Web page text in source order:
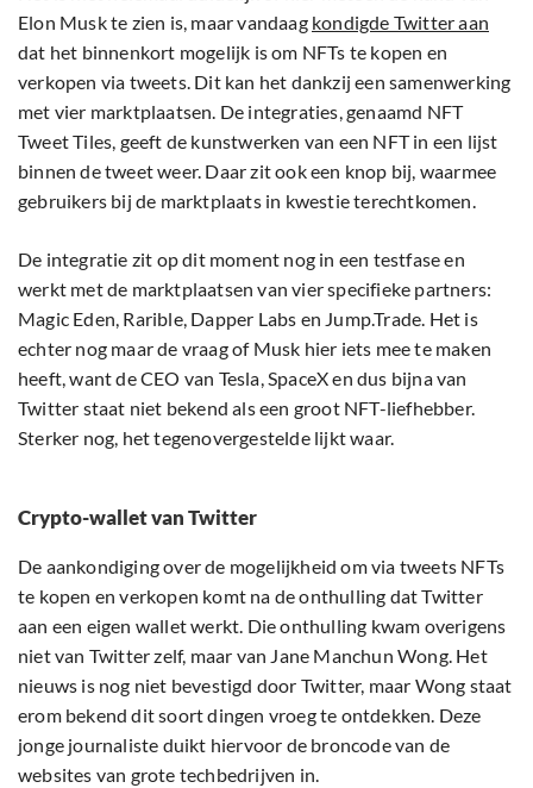
Elon Musk te zien is, maar vandaag kondigde Twitter aan
dat het binnenkort mogelijk is om NFTs te kopen en
verkopen via tweets. Dit kan het dankzij een samenwerking
met vier marktplaatsen. De integraties, genaamd NFT
Tweet Tiles, geeft de kunstwerken van een NFT in een lijst
binnen de tweet weer. Daar zit ook een knop bij, waarmee
gebruikers bij de marktplaats in kwestie terechtkomen.
De integratie zit op dit moment nog in een testfase en
werkt met de marktplaatsen van vier specifieke partners:
Magic Eden, Rarible, Dapper Labs en Jump.Trade. Het is
echter nog maar de vraag of Musk hier iets mee te maken
heeft, want de CEO van Tesla, SpaceX en dus bijna van
Twitter staat niet bekend als een groot NFT-liefhebber.
Sterker nog, het tegenovergestelde lijkt waar.
Crypto-wallet van Twitter
De aankondiging over de mogelijkheid om via tweets NFTs
te kopen en verkopen komt na de onthulling dat Twitter
aan een eigen wallet werkt. Die onthulling kwam overigens
niet van Twitter zelf, maar van Jane Manchun Wong. Het
nieuws is nog niet bevestigd door Twitter, maar Wong staat
erom bekend dit soort dingen vroeg te ontdekken. Deze
jonge journaliste duikt hiervoor de broncode van de
websites van grote techbedrijven in.